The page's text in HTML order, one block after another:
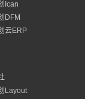
Ican
DFM
云ERP
Layout